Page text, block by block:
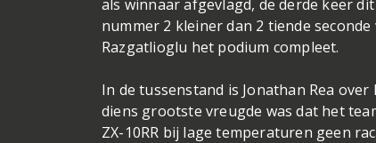
als winnaar afgevlagd, de derde keer
nummer 2 kleiner dan 2 tiende
Razgatlioglu het podium compleet.
In de tussenstand is Jonathan Rea
diens grootste vreugde was dat het
ZX-10RR bij lage temperaturen geen